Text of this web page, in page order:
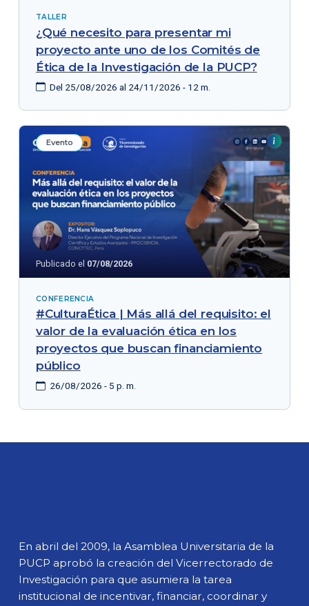
TALLER
¿Qué necesito para presentar mi
proyecto ante uno de los Comités de
Ética de la Investigación de la PUCP?
Del 25/08/2026 al 24/11/2026 - 12 m.
Evento
Publicado el 07/08/2026
CONFERENCIA
#CulturaÉtica | Más allá del requisito: el
valor de la evaluación ética en los
proyectos que buscan financiamiento
público
26/08/2026 - 5 p. m.
En abril del 2009, la Asamblea Universitaria de la
PUCP aprobó la creación del Vicerrectorado de
Investigación para que asumiera la tarea
institucional de incentivar, financiar, coordinar y